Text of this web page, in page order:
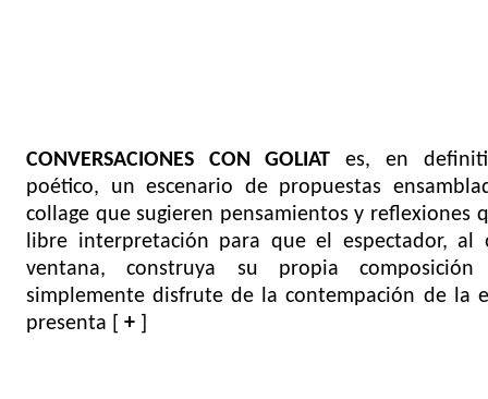
CONVERSACIONES CON GOLIAT es, en
poético, un escenario de propuestas
collage que sugieren pensamientos y reflexiones
libre interpretación para que el espectador,
ventana, construya su propia
simplemente disfrute de la contempación de la
presenta [ + ]